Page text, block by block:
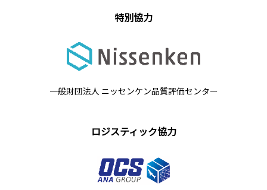
特別協力
一般財団法人 ニッセンケン品質評価センター
ロジスティック協力